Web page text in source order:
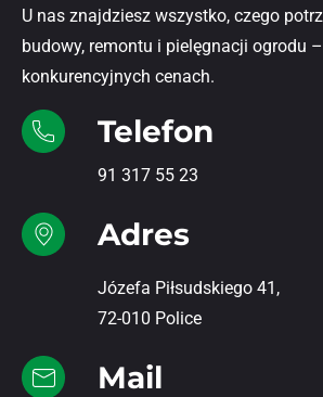
U nas znajdziesz wszystko, czego
budowy, remontu i pielęgnacji ogrodu
konkurencyjnych cenach.
Telefon
91 317 55 23
Adres
Józefa Piłsudskiego 41,
72-010 Police
Mail